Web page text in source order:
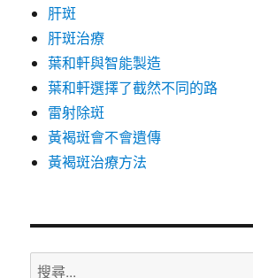
肝斑
肝斑治療
葉和軒與智能製造
葉和軒選擇了截然不同的路
雷射除斑
黃褐斑會不會遺傳
黃褐斑治療方法
搜